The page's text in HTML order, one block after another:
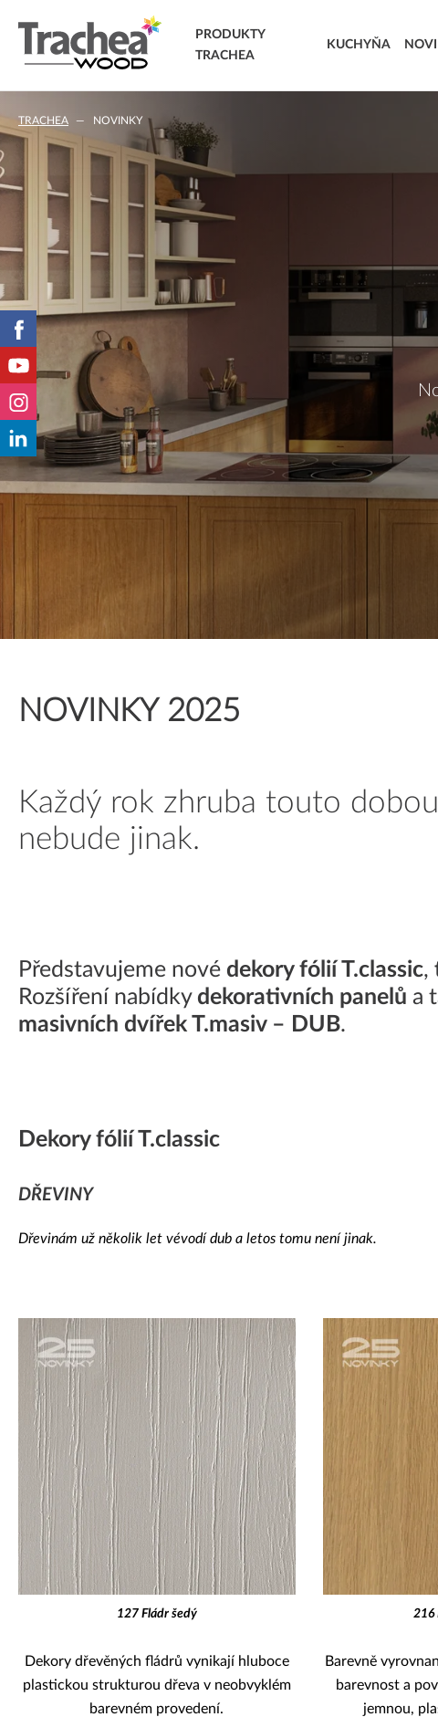
PRODUKTY
TRACHEA
FÓLIOVANÉ DVIERKA
MASÍVNE DVIERKA
KUCHYŇA
T.classic fóliované dvierka
T.lacq striekané dvierka
T.acrylic akrylátové dvierka
T.segment skladané dvierka
T.basic dvierka z LTD
T.masiv masívne dvierka
T.effect+ laminované kompozitné dvierka
EXTRA & DELUXE
Dekoratívne panely & dvierka
TRACHEA NOVINKY
NOVINKY 2025
Každý rok zhruba touto
nebude jinak.
Představujeme nové dekory fólií T.classic,
Rozšíření nabídky dekorativních panelů a
masivních dvířek T.masiv – DUB.
Dekory fólií T.classic
DŘEVINY
Dřevinám už několik let vévodí dub a letos tomu není jinak.
127 Fládr šedý
Dekory dřevěných fládrů vynikají hluboce
plastickou strukturou dřeva v neobvyklém
barevném provedení.
216
Barevně
barevnost a
jemnou,